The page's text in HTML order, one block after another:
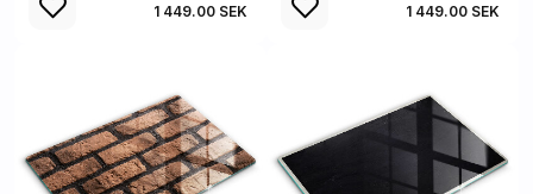
1 449.00 SEK 1 449.00 SEK